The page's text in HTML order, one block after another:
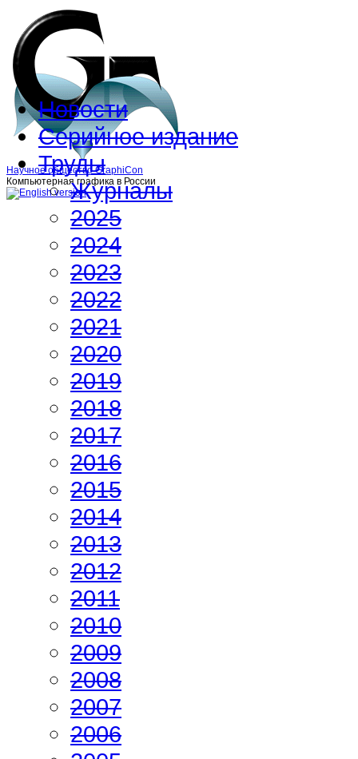
Научное общество GraphiCon
Компьютерная графика в России
Новости
Серийное издание
Труды
Журналы
2025
2024
2023
2022
2021
2020
2019
2018
2017
2016
2015
2014
2013
2012
2011
2010
2009
2008
2007
2006